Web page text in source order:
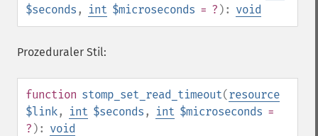
$seconds , int $microseconds = ? ): void
Prozeduraler Stil:
function stomp_set_read_timeout(resource
$link, int $seconds , int $microseconds =
? ): void